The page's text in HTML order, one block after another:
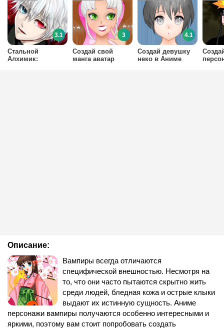
Описание:
Вампиры всегда отличаются
специфической внешностью. Несмотря на
то, что они часто пытаются скрытно жить
среди людей, бледная кожа и острые клыки
выдают их истинную сущность. Аниме
персонажи вампиры получаются особенно интересными и
яркими, поэтому вам стоит попробовать создать
Стальной
Алхимик:
3.1
Создай свой
манга аватар
3
Создай девушку
неко в Аниме
4.1